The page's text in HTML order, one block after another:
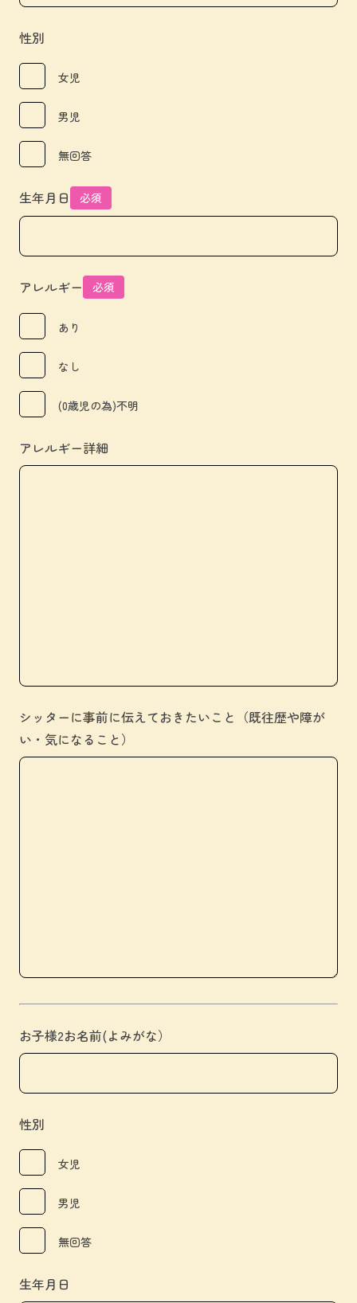
性別
女児
男児
無回答
生年月日 必須
アレルギー 必須
あり
なし
(0歳児の為)不明
アレルギー詳細
シッターに事前に伝えておきたいこと（既往歴や障が
い・気になること）
お子様2お名前(よみがな）
性別
女児
男児
無回答
生年月日